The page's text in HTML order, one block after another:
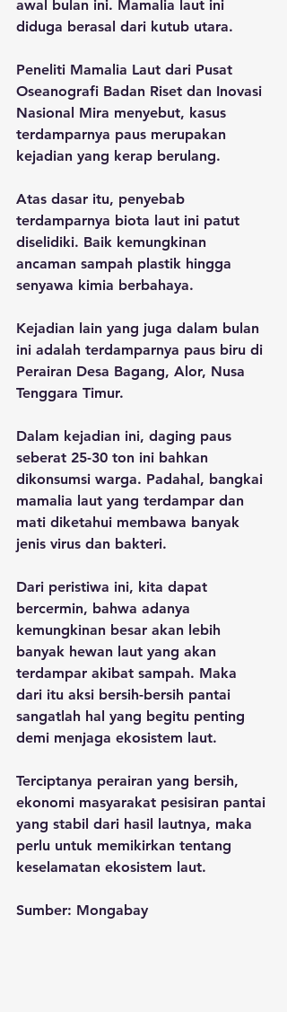
awal bulan ini. Mamalia laut ini
diduga berasal dari kutub utara.
Peneliti Mamalia Laut dari Pusat
Oseanografi Badan Riset dan Inovasi
Nasional Mira menyebut, kasus
terdamparnya paus merupakan
kejadian yang kerap berulang.
Atas dasar itu, penyebab
terdamparnya biota laut ini patut
diselidiki. Baik kemungkinan
ancaman sampah plastik hingga
senyawa kimia berbahaya.
Kejadian lain yang juga dalam bulan
ini adalah terdamparnya paus biru di
Perairan Desa Bagang, Alor, Nusa
Tenggara Timur.
Dalam kejadian ini, daging paus
seberat 25-30 ton ini bahkan
dikonsumsi warga. Padahal, bangkai
mamalia laut yang terdampar dan
mati diketahui membawa banyak
jenis virus dan bakteri.
Dari peristiwa ini, kita dapat
bercermin, bahwa adanya
kemungkinan besar akan lebih
banyak hewan laut yang akan
terdampar akibat sampah. Maka
dari itu aksi bersih-bersih pantai
sangatlah hal yang begitu penting
demi menjaga ekosistem laut.
Terciptanya perairan yang bersih,
ekonomi masyarakat pesisiran pantai
yang stabil dari hasil lautnya, maka
perlu untuk memikirkan tentang
keselamatan ekosistem laut.
Sumber: Mongabay